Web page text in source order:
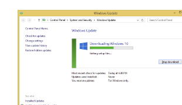
но
приобрела
разъемы
Grove.»